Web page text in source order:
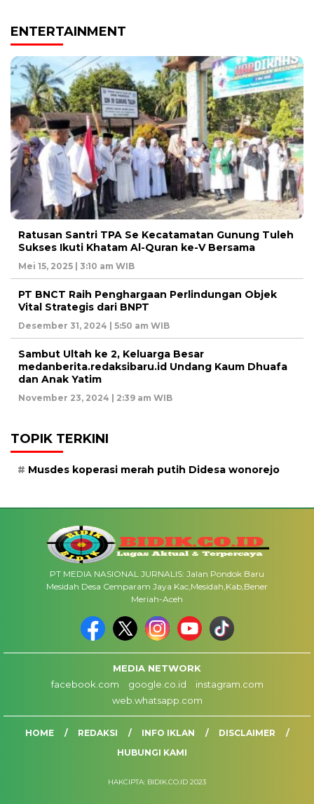
ENTERTAINMENT
Ratusan Santri TPA Se Kecatamatan Gunung Tuleh
Sukses Ikuti Khatam Al-Quran ke-V Bersama
Mei 15, 2025 | 3:10 am WIB
PT BNCT Raih Penghargaan Perlindungan Objek
Vital Strategis dari BNPT
Desember 31, 2024 | 5:50 am WIB
Sambut Ultah ke 2, Keluarga Besar
medanberita.redaksibaru.id Undang Kaum Dhuafa
dan Anak Yatim
November 23, 2024 | 2:39 am WIB
TOPIK TERKINI
Musdes koperasi merah putih Didesa wonorejo
PT MEDIA NASIONAL JURNALIS: Jalan Pondok Baru
Mesidah Desa Cemparam Jaya Kac,Mesidah,Kab,Bener
Meriah-Aceh
MEDIA NETWORK
facebook.com
google.co.id
instagram.com
web.whatsapp.com
HOME REDAKSI INFO IKLAN
DISCLAIMER
HUBUNGI KAMI
HAKCIPTA: BIDIK.CO.ID 2023